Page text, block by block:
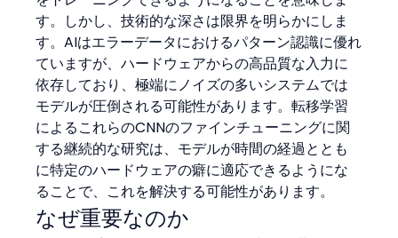
す。しかし、技術的な深さは限界を明らかにしま
す。AIはエラーデータにおけるパターン認識に優れ
ていますが、ハードウェアからの高品質な入力に
依存しており、極端にノイズの多いシステムでは
モデルが圧倒される可能性があります。転移学習
によるこれらのCNNのファインチューニングに関
する継続的な研究は、モデルが時間の経過ととも
に特定のハードウェアの癖に適応できるようにな
ることで、これを解決する可能性があります。
なぜ重要なのか